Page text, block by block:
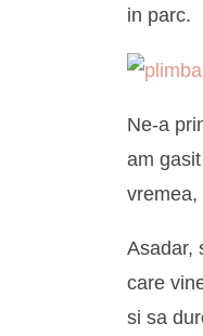
in parc.
Ne-a
am
vremea,
Asadar,
care
si sa